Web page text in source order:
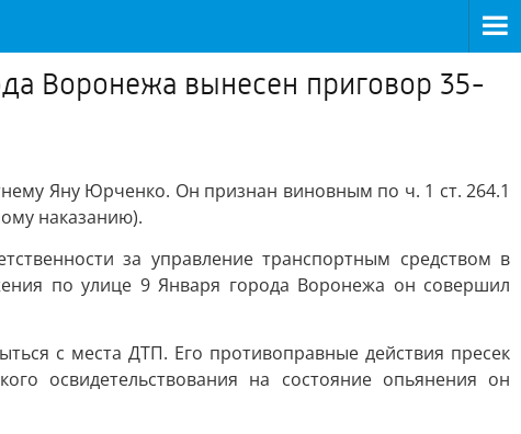
Воронежа вынесен приговор 35-
Яну Юрченко. Он признан виновным по ч. 1 ст. 264.1
наказанию).
за управление транспортным средством в
по улице 9 Января города Воронежа он совершил
с места ДТП. Его противоправные действия пресек
освидетельствования на состояние опьянения он